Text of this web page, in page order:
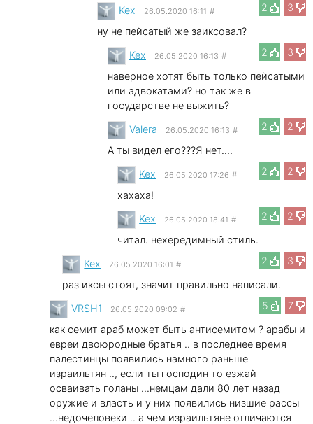
2
3
Kex 26.05.2020 16:11 #
ну не пейсатый же заиксовал?
2
3
Kex 26.05.2020 16:13 #
наверное хотят быть только пейсатыми
или адвокатами? но так же в
государстве не выжить?
2
2
Valera 26.05.2020 16:13 #
А ты видел его???Я нет....
2
2
Kex 26.05.2020 17:26 #
хахаха!
2
2
Kex 26.05.2020 18:41 #
читал. нехередимный стиль.
2
3
Kex 26.05.2020 16:01 #
раз иксы стоят, значит правильно написали.
5
7
VRSH1 26.05.2020 09:02 #
как семит араб может быть антисемитом ? арабы и
евреи двоюродные братья .. в последнее время
палестинцы появились намного раньше
израильтян .., если ты господин то езжай
осваивать голаны ...немцам дали 80 лет назад
оружие и власть и у них появились низшие рассы
...недочеловеки .. а чем израильтяне отличаются